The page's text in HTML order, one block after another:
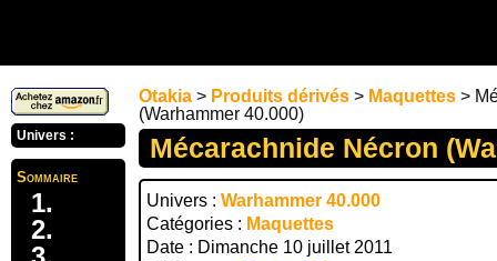
Univers :
Sommaire
Otakia > Produits dérivés > Maquettes >
(Warhammer 40.000)
Mécarachnide Nécron
Univers : Warhammer 40.000
Catégories : Maquettes
Date : Dimanche 10 juillet 2011